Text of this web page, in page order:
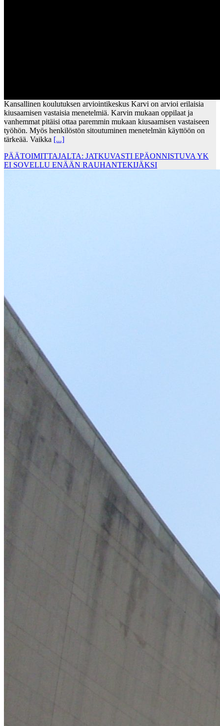
Kansallinen koulutuksen arviointikeskus Karvi on arvioi erilaisia
kiusaamisen vastaisia menetelmiä. Karvin mukaan oppilaat ja
vanhemmat pitäisi ottaa paremmin mukaan kiusaamisen vastaiseen
työhön. Myös henkilöstön sitoutuminen menetelmän käyttöön on
tärkeää. Vaikka [...]
PÄÄTOIMITTAJALTA: JATKUVASTI EPÄONNISTUVA YK
EI SOVELLU ENÄÄN RAUHANTEKIJÄKSI